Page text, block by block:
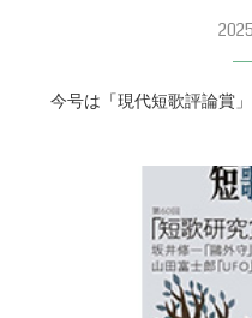
今号は「現代短歌評論賞